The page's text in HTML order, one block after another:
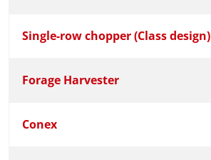
Single-row chopper (Class design)
Forage Harvester
Conex